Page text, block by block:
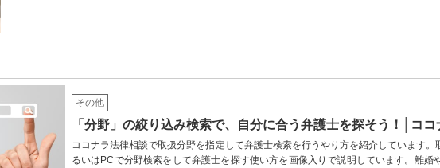
その他
「分野」の絞り込み検索で、自分に合う弁護士を探そう！│コ
ココナラ法律相談で取扱分野を指定して弁護士検索を行うやり方を紹介しています
るいはPCで分野検索をして弁護士を探す使い方を画像入りで説明しています。離婚